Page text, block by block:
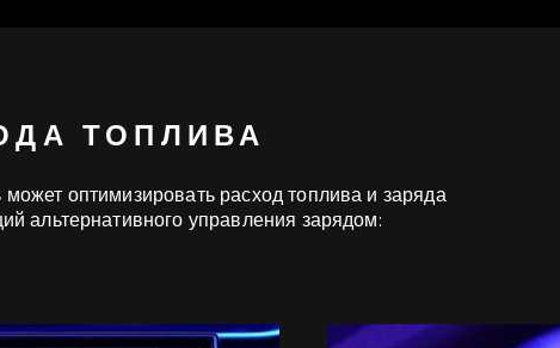
ТОПЛИВА
оптимизировать расход топлива и заряда
альтернативного управления зарядом: